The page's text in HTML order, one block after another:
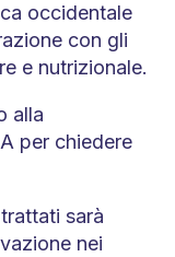
occidentale
con gli
e nutrizionale.
alla
per chiedere
sarà
nei